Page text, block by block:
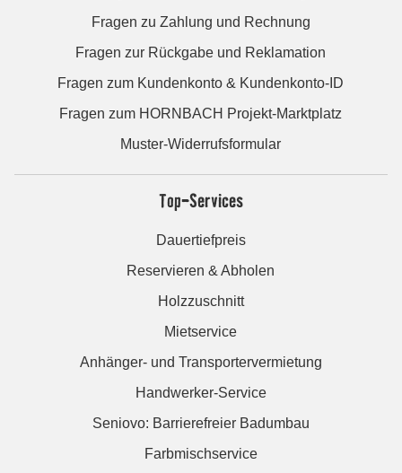
Fragen zu Zahlung und Rechnung
Fragen zur Rückgabe und Reklamation
Fragen zum Kundenkonto & Kundenkonto-ID
Fragen zum HORNBACH Projekt-Marktplatz
Muster-Widerrufsformular
Top-Services
Dauertiefpreis
Reservieren & Abholen
Holzzuschnitt
Mietservice
Anhänger- und Transportervermietung
Handwerker-Service
Seniovo: Barrierefreier Badumbau
Farbmischservice